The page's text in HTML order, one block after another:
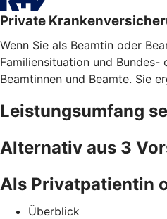
Private
Wenn Sie als Beamtin oder
Familiensituation und
Beamtinnen und Beamte. Sie
Leistungsumfang
Alternativ aus 3
Als Privatpatientin
Überblick